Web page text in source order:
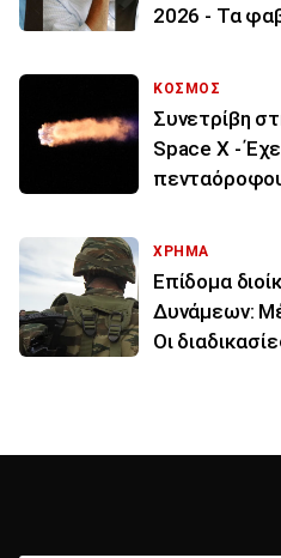
2026 - Τα
ΚΟΣΜΟΣ
Συνετρίβη
Space X -
ΧΡΗΜΑ
Επίδομα
Δυνάμεων:
Οι